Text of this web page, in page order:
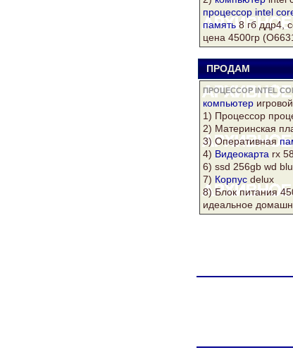
процессор intel
память8 гб ддр4,
цена 4500гр
ПРОДАМ
ПРОЦЕССОР INTEL
компьютер
1) Процессор
2) Материнская
3) Оперативная
4) Видеокарта rx
6) ssd 256gb wd
7) Корпус delux
8) Блок питания
идеальное